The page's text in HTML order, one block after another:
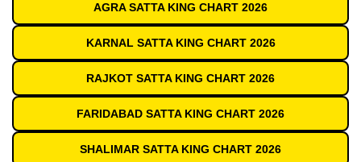
AGRA SATTA KING CHART 2026
KARNAL SATTA KING CHART 2026
RAJKOT SATTA KING CHART 2026
FARIDABAD SATTA KING CHART 2026
SHALIMAR SATTA KING CHART 2026